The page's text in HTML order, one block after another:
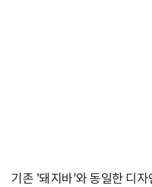
기존 '돼지바'와 동일한 디